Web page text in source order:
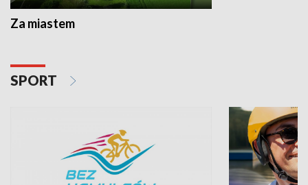
Za miastem
SPORT